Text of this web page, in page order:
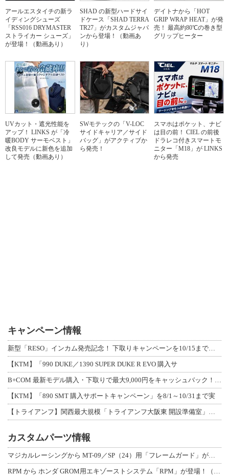
アールエスタイチの新ラ
イディングシューズ
「RSS016 DRYMASTER
ストライカー シューズ」
が登場！（動画あり）
SHAD の新型ハードサイ
ドケース「SHAD TERRA
TR27」がカスタムジャパ
ンから登場！（動画あ
り）
デイトナから「HOT
GRIP WRAP HEAT」が発
売！ 最高約80℃の巻き型
グリップヒーター
UVカット・遮光性能を
アップ！ LINKS が「冷
暖BODY サーモベスト」
改良モデルに新色を追加
して発売（動画あり）
SWモテックの「V-LOC
サイドキャリア／サイド
バッグ」がアクティブか
ら発売！
スマホはポケット、ナビ
は目の前！ CIEL の前後
ドラレコ付きスマートモ
ニター「M18」が LINKS
から発売
キャンペーン情報
新型「RESO」インカム発売記念！ 下取りキャンペーンを10/15まで延長して開
【KTM】「990 DUKE／1390 SUPER DUKE R EVO 購入サ
B+COM 最新モデル購入・下取りで最大9,000円をキャッシュバック！「B+F
【KTM】「890 SMT 購入サポートキャンペーン」を8/1～10/31まで実
【トライアンフ】関西最大規模「トライアンフ大阪東 開設準備室」がオープン！ 限定
カスタムパーツ情報
マジカルレーシングから MT-09／SP（24）用「フレームガード」が登場！
RPM から ホンダ GROM用エキゾーストシステム「RPM」が登場！（動画あり